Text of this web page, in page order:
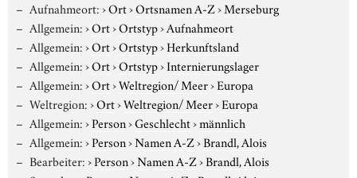
Aufnahmeort:›Ort›Ortsnamen A-Z›Merseburg
Allgemein:›Ort›Ortstyp›Aufnahmeort
Allgemein:›Ort›Ortstyp›Herkunftsland
Allgemein:›Ort›Ortstyp›Internierungslager
Allgemein:›Ort›Weltregion/ Meer›Europa
Weltregion:›Ort›Weltregion/ Meer›Europa
Allgemein:›Person›Geschlecht›männlich
Allgemein:›Person›Namen A-Z›Brandl, Alois
Bearbeiter:›Person›Namen A-Z›Brandl, Alois